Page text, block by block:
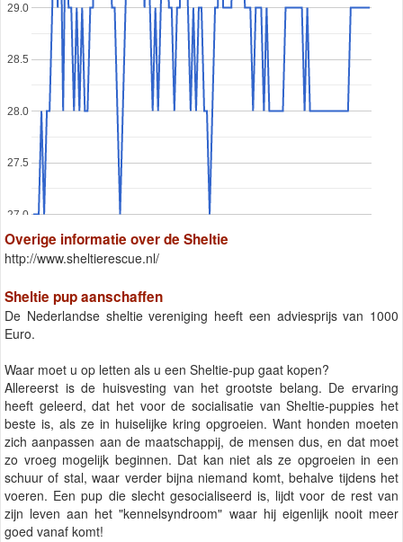
27.0
27.5
28.0
28.5
29.0
Overige informatie over de Sheltie
http://www.sheltierescue.nl/
Sheltie pup aanschaffen
De Nederlandse sheltie vereniging heeft een adviesprijs van 1000
Euro.
Waar moet u op letten als u een Sheltie-pup gaat kopen?
Allereerst is de huisvesting van het grootste belang. De ervaring
heeft geleerd, dat het voor de socialisatie van Sheltie-puppies het
beste is, als ze in huiselijke kring opgroeien. Want honden moeten
zich aanpassen aan de maatschappij, de mensen dus, en dat moet
zo vroeg mogelijk beginnen. Dat kan niet als ze opgroeien in een
schuur of stal, waar verder bijna niemand komt, behalve tijdens het
voeren. Een pup die slecht gesocialiseerd is, lijdt voor de rest van
zijn leven aan het "kennelsyndroom" waar hij eigenlijk nooit meer
goed vanaf komt!